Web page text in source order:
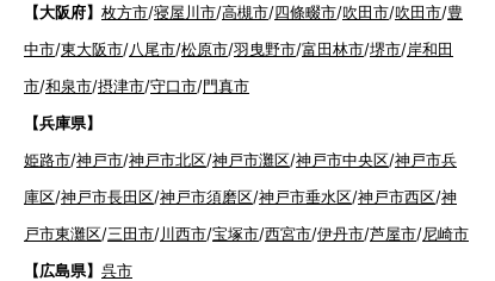
【大阪府】 枚方市/寝屋川市/高槻市/四條畷市/吹田市/吹田市/豊
中市/東大阪市/八尾市/松原市/羽曳野市/富田林市/堺市/岸和田
市/和泉市/摂津市/守口市/門真市
【兵庫県】
姫路市/神戸市/神戸市北区/神戸市灘区/神戸市中央区/神戸市兵
庫区/神戸市長田区/神戸市須磨区/神戸市垂水区/神戸市西区/神
戸市東灘区/三田市/川西市/宝塚市/西宮市/伊丹市/芦屋市/尼崎市
【広島県】 呉市